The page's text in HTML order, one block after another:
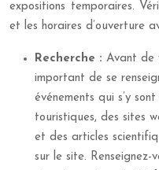
expositions temporaires.
et les horaires d’ouverture
Recherche : Avant de
important de se
événements qui s’y
touristiques, des sites
et des articles
sur le site. Renseignez-